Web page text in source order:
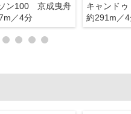
ン100 京成曳舟
／4分
約291m／